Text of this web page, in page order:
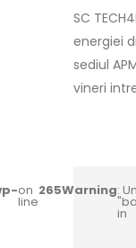
SC
energiei
sediul
vineri
on
line
265Warning:
in